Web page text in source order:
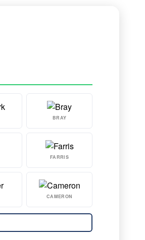
BRAY
FARRIS
CAMERON